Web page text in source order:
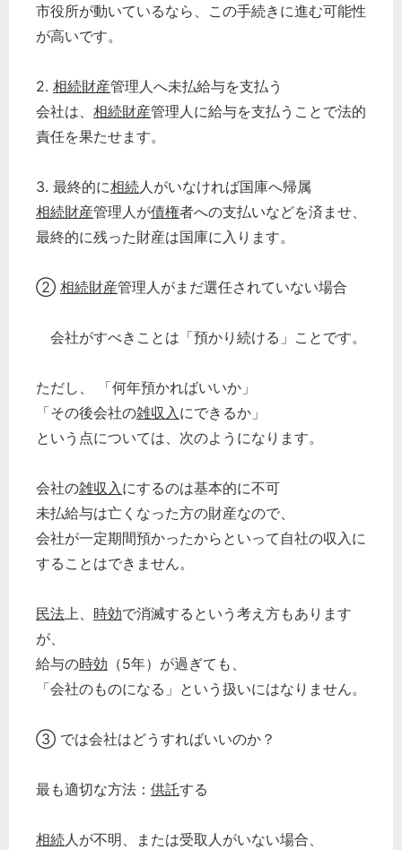
市役所が動いているなら、この手続きに進む可能性
が高いです。
2. 相続財産管理人へ未払給与を支払う
会社は、 相続財産管理人に給与を支払うことで法的
責任を果たせます。
3. 最終的に相続人がいなければ国庫へ帰属
相続財産管理人が債権者への支払いなどを済ませ、
最終的に残った財産は国庫に入ります。
② 相続財産管理人がまだ選任されていない場合
会社がすべきことは「預かり続ける」ことです。
ただし、 「何年預かればいいか」
「その後会社の雑収入にできるか」
という点については、次のようになります。
会社の雑収入にするのは基本的に不可
未払給与は亡くなった方の財産なので、
会社が一定期間預かったからといって自社の収入に
することはできません。
民法上、 時効で消滅するという考え方もあります
が、
給与の時効 （5年）が過ぎても、
「会社のものになる」という扱いにはなりません。
③ では会社はどうすればいいのか？
最も適切な方法： 供託する
相続人が不明、または受取人がいない場合、